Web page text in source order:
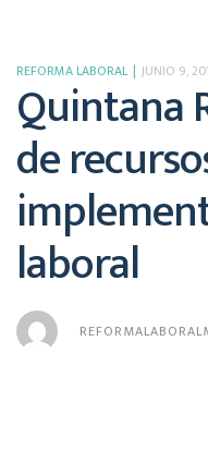
REFORMA LABORAL JUNIO 9,
Quintana
de
laboral